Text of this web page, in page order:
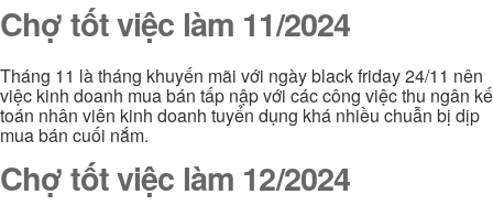
Chợ tốt việc làm 11/2024
Tháng 11 là tháng khuyến mãi với ngày black friday 24/11 nên
việc kinh doanh mua bán tấp nập với các công việc thu ngân kế
toán nhân viên kinh doanh tuyển dụng khá nhiều chuẫn bị dịp
mua bán cuối nắm.
Chợ tốt việc làm 12/2024